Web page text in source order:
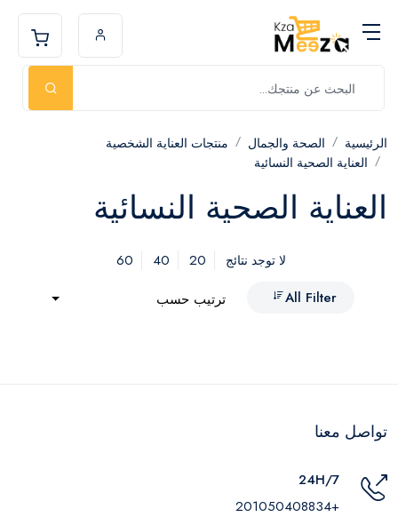
الرئيسية الصحة والجمال
منتجات العناية الشخصية
العناية الصحية النسائية
العناية الصحية النسائية
لا توجد نتائج 20
40
60
All Filter
ترتيب حسب
تواصل معنا
24H/7
+201050408834